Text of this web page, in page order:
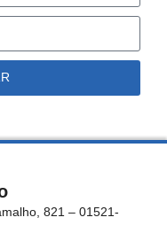
821 – 01521-